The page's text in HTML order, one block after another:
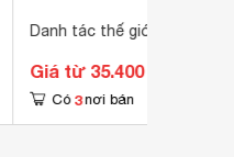
Danh tác thế giới - Phục sinh
Giá từ 35.400 đ
Có 3 nơi bán